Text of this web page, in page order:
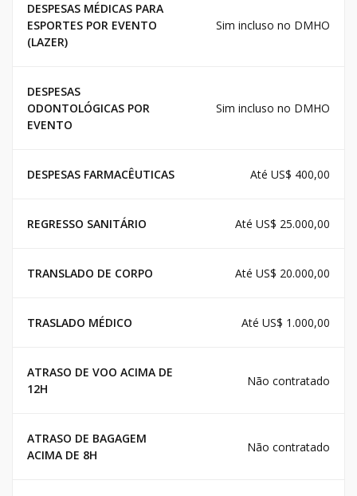
DESPESAS MÉDICAS PARA
ESPORTES POR EVENTO
(LAZER)
Sim incluso no DMHO
DESPESAS
ODONTOLÓGICAS POR
EVENTO
Sim incluso no DMHO
DESPESAS FARMACÊUTICAS Até US$ 400,00
REGRESSO SANITÁRIO Até US$ 25.000,00
TRANSLADO DE CORPO Até US$ 20.000,00
TRASLADO MÉDICO Até US$ 1.000,00
ATRASO DE VOO ACIMA DE
12H
Não contratado
ATRASO DE BAGAGEM
ACIMA DE 8H
Não contratado